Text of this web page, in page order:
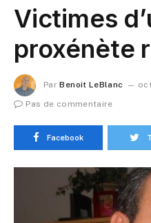
Victimes
proxénète
Par Benoit LeBlanc
Pas de commentaire
Facebook